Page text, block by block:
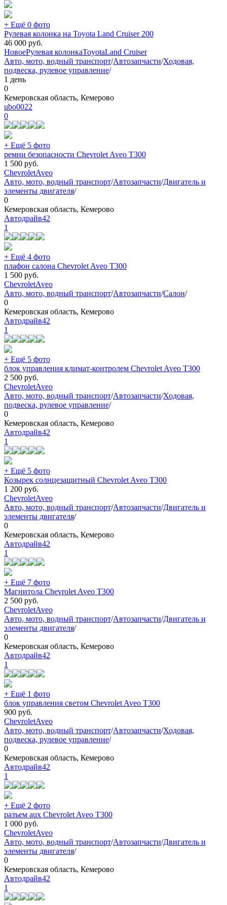
+ Ещё 0 фото
Рулевая колонка на Toyota Land Cruiser 200
46 000 руб.
НовоеРулевая колонкаToyotaLand Cruiser
Авто, мото, водный транспорт/Автозапчасти/Ходовая,
подвеска, рулевое управление/
1 день
0
Кемеровская область, Кемерово
ubo0022
0
+ Ещё 5 фото
ремни безопасности Chevrolet Aveo T300
1 500 руб.
ChevroletAveo
Авто, мото, водный транспорт/Автозапчасти/Двигатель и
элементы двигателя/
0
Кемеровская область, Кемерово
Автодрайв42
1
+ Ещё 4 фото
плафон салона Chevrolet Aveo T300
1 500 руб.
ChevroletAveo
Авто, мото, водный транспорт/Автозапчасти/Салон/
0
Кемеровская область, Кемерово
Автодрайв42
1
+ Ещё 5 фото
блок управления климат-контролем Chevrolet Aveo T300
2 500 руб.
ChevroletAveo
Авто, мото, водный транспорт/Автозапчасти/Ходовая,
подвеска, рулевое управление/
0
Кемеровская область, Кемерово
Автодрайв42
1
+ Ещё 5 фото
Козырек солнцезащитный Chevrolet Aveo T300
1 200 руб.
ChevroletAveo
Авто, мото, водный транспорт/Автозапчасти/Двигатель и
элементы двигателя/
0
Кемеровская область, Кемерово
Автодрайв42
1
+ Ещё 7 фото
Магнитола Chevrolet Aveo T300
2 500 руб.
ChevroletAveo
Авто, мото, водный транспорт/Автозапчасти/Двигатель и
элементы двигателя/
0
Кемеровская область, Кемерово
Автодрайв42
1
+ Ещё 1 фото
блок управления светом Chevrolet Aveo T300
900 руб.
ChevroletAveo
Авто, мото, водный транспорт/Автозапчасти/Ходовая,
подвеска, рулевое управление/
0
Кемеровская область, Кемерово
Автодрайв42
1
+ Ещё 2 фото
разъем aux Chevrolet Aveo T300
1 000 руб.
ChevroletAveo
Авто, мото, водный транспорт/Автозапчасти/Двигатель и
элементы двигателя/
0
Кемеровская область, Кемерово
Автодрайв42
1